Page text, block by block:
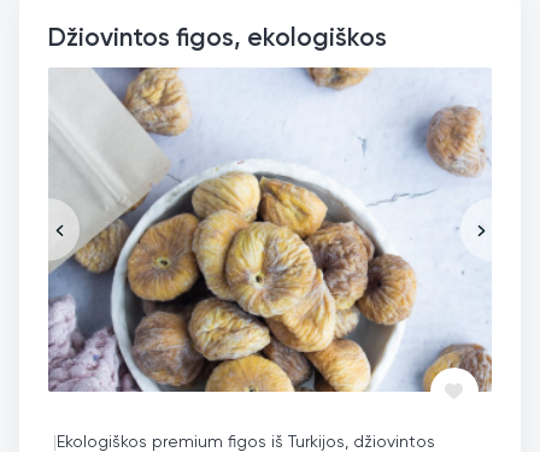
Džiovintos figos, ekologiškos
|Ekologiškos premium figos iš Turkijos, džiovintos